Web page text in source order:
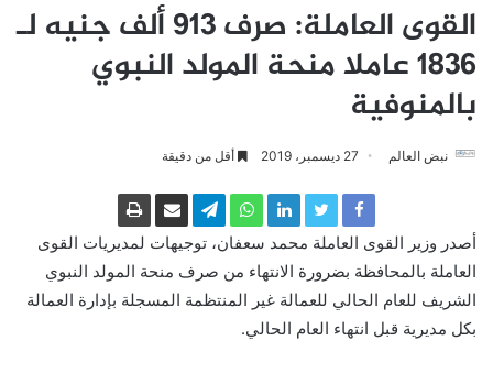
القوى العاملة: صرف 913 ألف جنيه لـ
1836 عاملا منحة المولد النبوي
بالمنوفية
نبض العالم 27 ديسمبر، 2019 أقل من دقيقة
أصدر وزير القوى العاملة محمد سعفان، توجيهات لمديريات القوى
العاملة بالمحافظة بضرورة الانتهاء من صرف منحة المولد النبوي
الشريف للعام الحالي للعمالة غير المنتظمة المسجلة بإدارة العمالة
بكل مديرية قبل انتهاء العام الحالي.